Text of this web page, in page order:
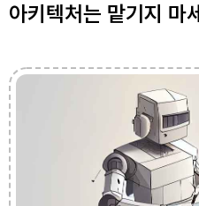
아키텍처는 맡기지 마